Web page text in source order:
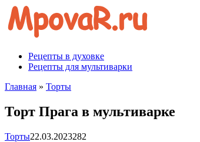
Перейти
контенту
Рецепты в духовке
Рецепты для мультиварки
Главная » Торты
Торт Прага в мультиварке
Торты22.03.2023282